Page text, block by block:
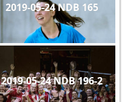
2019-05-24 NDB 165
2019-05-24 NDB 196-2